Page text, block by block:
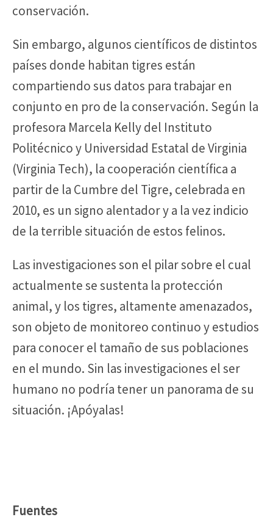
conservación.
Sin embargo, algunos científicos de distintos
países donde habitan tigres están
compartiendo sus datos para trabajar en
conjunto en pro de la conservación. Según la
profesora Marcela Kelly del Instituto
Politécnico y Universidad Estatal de Virginia
(Virginia Tech), la cooperación científica a
partir de la Cumbre del Tigre, celebrada en
2010, es un signo alentador y a la vez indicio
de la terrible situación de estos felinos.
Las investigaciones son el pilar sobre el cual
actualmente se sustenta la protección
animal, y los tigres, altamente amenazados,
son objeto de monitoreo continuo y estudios
para conocer el tamaño de sus poblaciones
en el mundo. Sin las investigaciones el ser
humano no podría tener un panorama de su
situación. ¡Apóyalas!
Fuentes